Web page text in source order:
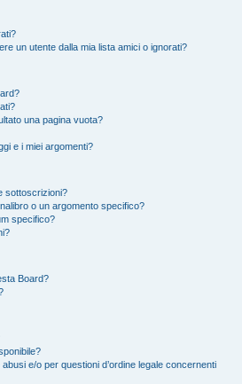
un utente dalla mia lista amici o ignorati?
una pagina vuota?
e i miei argomenti?
sottoscrizioni?
o un argomento specifico?
specifico?
Board?
e/o per questioni d’ordine legale concernenti